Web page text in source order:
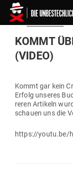
Am
KOMMT
(VIDEO)
Kommt gar kein
Erfolg unseres
reren Artikeln
schauen uns die
https://youtu.be/